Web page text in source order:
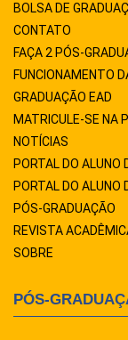
BOLSA DE
CONTATO
FAÇA 2 PÓS-
FUNCIONAMENTO
GRADUAÇÃO EAD
MATRICULE-SE NA
NOTÍCIAS
PORTAL DO ALUNO
PORTAL DO ALUNO
PÓS-GRADUAÇÃO
REVISTA
SOBRE
PÓS-